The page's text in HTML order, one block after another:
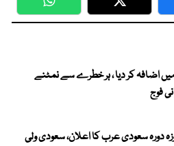
WhatsApp Twitter
اضافہ کر دیا ، ہر خطرے سے نمٹنے
فوج
دورہ سعودی عرب کا اعلان، سعودی ولی